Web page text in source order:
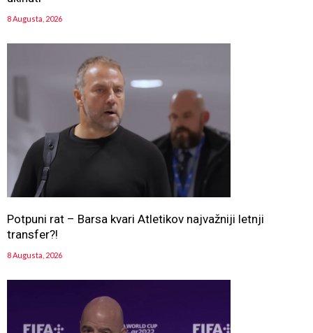
8 Augusta, 2026
Potpuni rat – Barsa kvari Atletikov najvažniji letnji
transfer?!
8 Augusta, 2026